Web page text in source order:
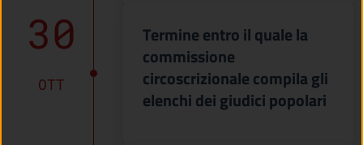
30
OTT
Termine entro il quale la
commissione
circoscrizionale compila gli
elenchi dei giudici popolari